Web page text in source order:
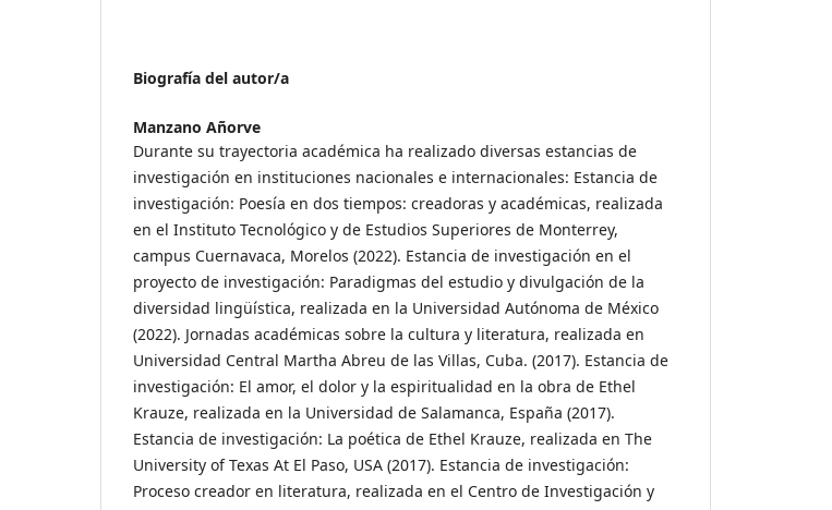
Biografía del autor/a
Manzano Añorve
Durante su trayectoria académica ha realizado diversas estancias de
investigación en instituciones nacionales e internacionales: Estancia de
investigación: Poesía en dos tiempos: creadoras y académicas, realizada
en el Instituto Tecnológico y de Estudios Superiores de Monterrey,
campus Cuernavaca, Morelos (2022). Estancia de investigación en el
proyecto de investigación: Paradigmas del estudio y divulgación de la
diversidad lingüística, realizada en la Universidad Autónoma de México
(2022). Jornadas académicas sobre la cultura y literatura, realizada en
Universidad Central Martha Abreu de las Villas, Cuba. (2017). Estancia de
investigación: El amor, el dolor y la espiritualidad en la obra de Ethel
Krauze, realizada en la Universidad de Salamanca, España (2017).
Estancia de investigación: La poética de Ethel Krauze, realizada en The
University of Texas At El Paso, USA (2017). Estancia de investigación:
Proceso creador en literatura, realizada en el Centro de Investigación y